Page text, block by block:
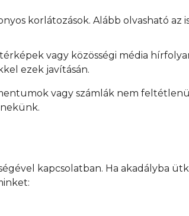
korlátozások. Alább olvasható az
vagy közösségi média
ezek javításán.
vagy számlák nem
kapcsolatban. Ha akadályba